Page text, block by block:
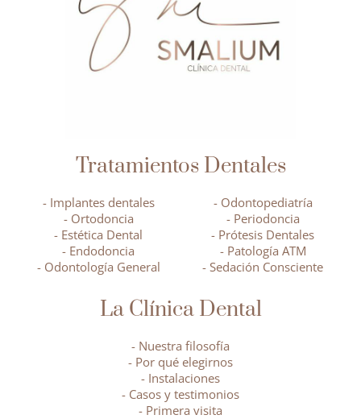
Tratamientos Dentales
- Implantes dentales
- Ortodoncia
- Estética Dental
- Endodoncia
- Odontología General
- Odontopediatría
- Periodoncia
- Prótesis Dentales
- Patología ATM
- Sedación Consciente
La Clínica Dental
- Nuestra filosofía
- Por qué elegirnos
- Instalaciones
- Casos y testimonios
- Primera visita